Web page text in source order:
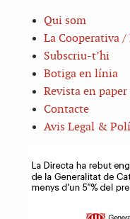
Qui som
La Cooperativa /
Subscriu-t’hi
Botiga en línia
Revista en paper
Contacte
Avis Legal &